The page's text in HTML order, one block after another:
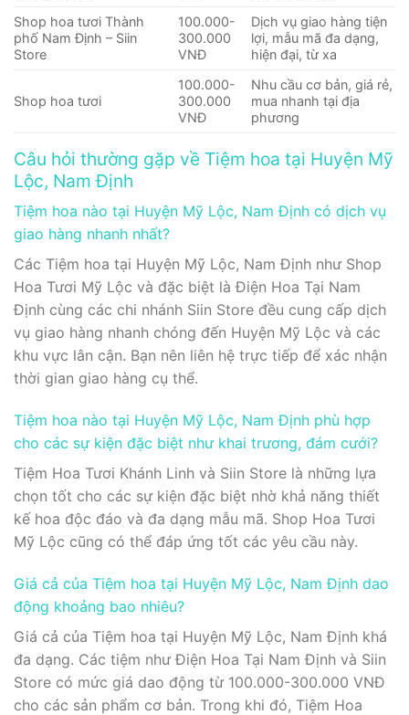
Shop hoa tươi Thành
phố Nam Định – Siin
Store
100.000-
300.000
VNĐ
Dịch vụ giao hàng tiện
lợi, mẫu mã đa dạng,
hiện đại, từ xa
Shop hoa tươi
100.000-
300.000
VNĐ
Nhu cầu cơ bản, giá rẻ,
mua nhanh tại địa
phương
Câu hỏi thường gặp về Tiệm hoa tại Huyện Mỹ
Lộc, Nam Định
Tiệm hoa nào tại Huyện Mỹ Lộc, Nam Định có dịch vụ
giao hàng nhanh nhất?
Các Tiệm hoa tại Huyện Mỹ Lộc, Nam Định như Shop
Hoa Tươi Mỹ Lộc và đặc biệt là Điện Hoa Tại Nam
Định cùng các chi nhánh Siin Store đều cung cấp dịch
vụ giao hàng nhanh chóng đến Huyện Mỹ Lộc và các
khu vực lân cận. Bạn nên liên hệ trực tiếp để xác nhận
thời gian giao hàng cụ thể.
Tiệm hoa nào tại Huyện Mỹ Lộc, Nam Định phù hợp
cho các sự kiện đặc biệt như khai trương, đám cưới?
Tiệm Hoa Tươi Khánh Linh và Siin Store là những lựa
chọn tốt cho các sự kiện đặc biệt nhờ khả năng thiết
kế hoa độc đáo và đa dạng mẫu mã. Shop Hoa Tươi
Mỹ Lộc cũng có thể đáp ứng tốt các yêu cầu này.
Giá cả của Tiệm hoa tại Huyện Mỹ Lộc, Nam Định dao
động khoảng bao nhiêu?
Giá cả của Tiệm hoa tại Huyện Mỹ Lộc, Nam Định khá
đa dạng. Các tiệm như Điện Hoa Tại Nam Định và Siin
Store có mức giá dao động từ 100.000-300.000 VNĐ
cho các sản phẩm cơ bản. Trong khi đó, Tiệm Hoa